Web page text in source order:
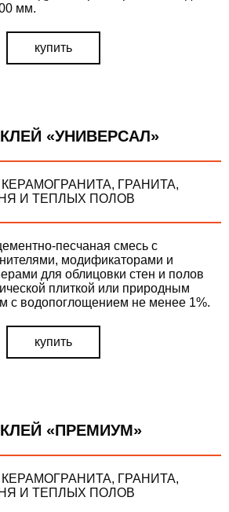
мм.
купить
КЛЕЙ «УНИВЕРСАЛ»
ГРАНИТА,
И ТЕПЛЫХ ПОЛОВ
песчаная смесь с
модификаторами и
для облицовки стен и полов
плиткой или природным
с водопоглощением не менее 1%.
купить
КЛЕЙ «ПРЕМИУМ»
ГРАНИТА,
И ТЕПЛЫХ ПОЛОВ